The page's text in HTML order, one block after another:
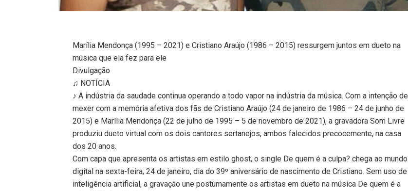
Marília Mendonça (1995 – 2021) e Cristiano Araújo (1986 – 2015) ressurgem juntos em dueto na
música que ela fez para ele
Divulgação
♫ NOTÍCIA
♪ A indústria da saudade continua operando a todo vapor na indústria da música. Com a intenção de
mexer com a memória afetiva dos fãs de Cristiano Araújo (24 de janeiro de 1986 – 24 de junho de
2015) e Marília Mendonça (22 de julho de 1995 – 5 de novembro de 2021), a gravadora Som Livre
produziu dueto virtual com os dois cantores sertanejos, ambos falecidos precocemente, na casa
dos 20 anos.
Com capa que apresenta os artistas em estilo ghost, o single De quem é a culpa? chega ao mundo
digital na sexta-feira, 24 de janeiro, dia do 39º aniversário de nascimento de Cristiano. Sem uso de
inteligência artificial, a gravação une postumamente os artistas em dueto na música De quem é a